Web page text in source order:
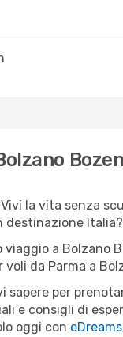
Bozen
la vita senza
destinazione Italia?
a Bolzano
da Parma a
per
e consigli di
oggi con